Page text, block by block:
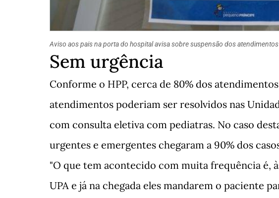
Aviso aos pais na porta do hospital avisa sobre suspensão dos
Sem urgência
Conforme o HPP, cerca de 80% dos
atendimentos poderiam ser resolvidos nas
com consulta eletiva com pediatras. No caso
urgentes e emergentes chegaram a 90% dos
"O que tem acontecido com muita frequência é,
UPA e já na chegada eles mandarem o paciente